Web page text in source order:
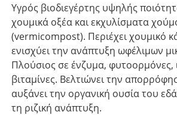
Υγρός βιοδιεγέρτης υψηλής
χουμικά οξέα και εκχυλίσματα
(vermicompost). Περιέχει χουμικό
ενισχύει την ανάπτυξη ωφέλιμων
Πλούσιος σε ένζυμα, φυτοορμόνες,
βιταμίνες. Βελτιώνει την
αυξάνει την οργανική ουσία του
τη ριζική ανάπτυξη.